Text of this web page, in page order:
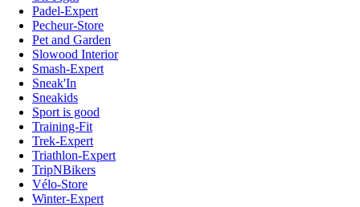
Padel-Expert
Pecheur-Store
Pet and Garden
Slowood Interior
Smash-Expert
Sneak'In
Sneakids
Sport is good
Training-Fit
Trek-Expert
Triathlon-Expert
TripNBikers
Vélo-Store
Winter-Expert